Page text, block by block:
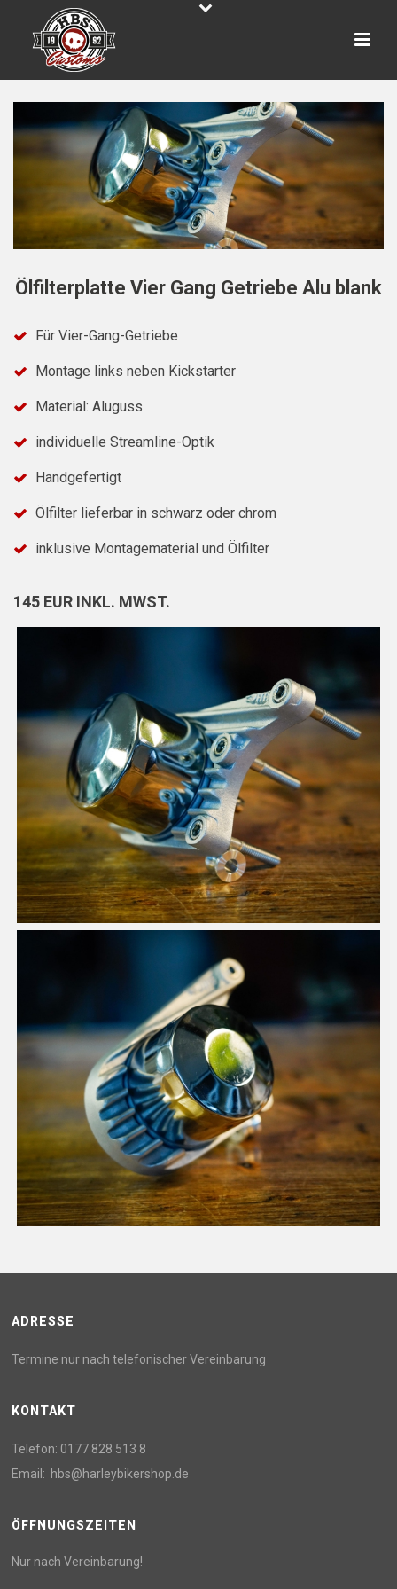
Ölfilterplatte Vier Gang Getriebe Alu blank
Für Vier-Gang-Getriebe
Montage links neben Kickstarter
Material: Aluguss
individuelle Streamline-Optik
Handgefertigt
Ölfilter lieferbar in schwarz oder chrom
inklusive Montagematerial und Ölfilter
145 EUR INKL. MWST.
ADRESSE
Termine nur nach telefonischer Vereinbarung
KONTAKT
Telefon: 0177 828 513 8
Email: hbs@harleybikershop.de
ÖFFNUNGSZEITEN
Nur nach Vereinbarung!